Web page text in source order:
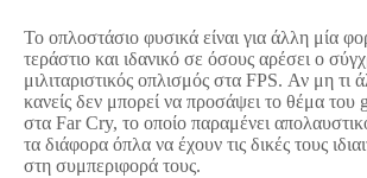
Το οπλοστάσιο φυσικά είναι για άλλη μία
τεράστιο και ιδανικό σε όσους αρέσει ο
μιλιταριστικός οπλισμός στα FPS. Αν μη τι
κανείς δεν μπορεί να προσάψει το θέμα του
στα Far Cry, το οποίο παραμένει
τα διάφορα όπλα να έχουν τις δικές τους
στη συμπεριφορά τους.